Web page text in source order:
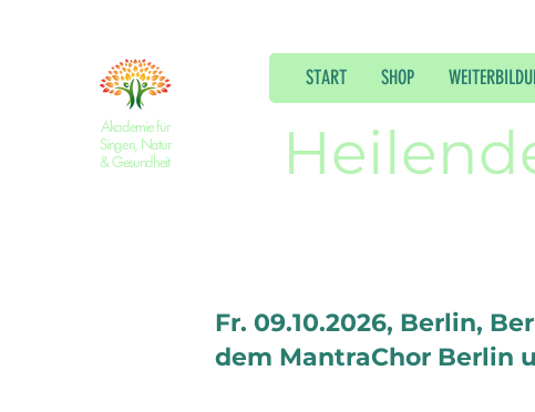
Akademie für
Singen, Natur
& Gesundheit
START SHOP
Fr. 09.10.2026, Berlin,
dem MantraChor Berlin